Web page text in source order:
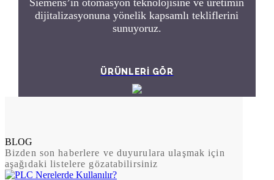
Siemens’in otomasyon teknolojisine ve üretimin
dijitalizasyonuna yönelik kapsamlı tekliflerini
sunuyoruz.
ÜRÜNLERİ GÖR
BLOG
Bizden son haberlere ve duyurulara ulaşmak için
aşağıdaki listelere gözatabilirsiniz